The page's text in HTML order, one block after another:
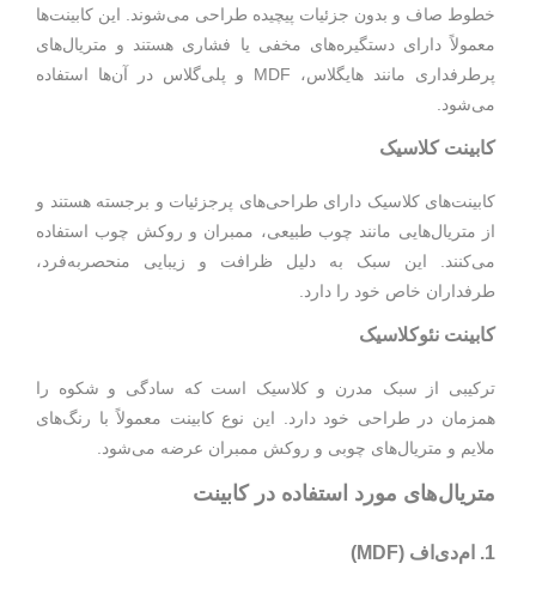
خطوط صاف و بدون جزئیات پیچیده طراحی می‌شوند. این کابینت‌ها
معمولاً دارای دستگیره‌های مخفی یا فشاری هستند و متریال‌های
پرطرفداری مانند هایگلاس، MDF و پلی‌گلاس در آن‌ها استفاده
می‌شود.
کابینت کلاسیک
کابینت‌های کلاسیک دارای طراحی‌های پرجزئیات و برجسته هستند و
از متریال‌هایی مانند چوب طبیعی، ممبران و روکش چوب استفاده
می‌کنند. این سبک به دلیل ظرافت و زیبایی منحصربه‌فرد،
طرفداران خاص خود را دارد.
کابینت نئوکلاسیک
ترکیبی از سبک مدرن و کلاسیک است که سادگی و شکوه را
همزمان در طراحی خود دارد. این نوع کابینت معمولاً با رنگ‌های
ملایم و متریال‌های چوبی و روکش ممبران عرضه می‌شود.
متریال‌های مورد استفاده در کابینت
1. ام‌دی‌اف (MDF)